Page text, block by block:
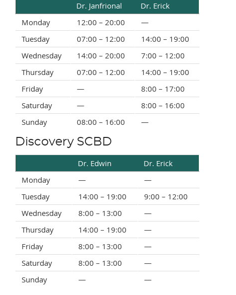
Dr. Janfrional
Dr. Erick
Monday
12:00 – 20:00
—
Tuesday
07:00 – 12:00
14:00 – 19:00
Wednesday
14:00 – 20:00
7:00 – 12:00
Thursday
07:00 – 12:00
14:00 – 19:00
Friday
—
8:00 – 17:00
Saturday
—
8:00 – 16:00
Sunday
08:00 – 16:00 —
Discovery SCBD
Dr. Edwin
Dr. Erick
Monday
—
—
Tuesday
14:00 – 19:00
9:00 – 12:00
Wednesday
8:00 – 13:00
—
Thursday
14:00 – 19:00
—
Friday
8:00 – 13:00
—
Saturday
8:00 – 13:00
—
Sunday
— —